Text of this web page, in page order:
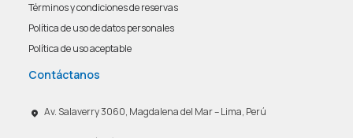
Términos y condiciones de reservas
Política de uso de datos personales
Política de uso aceptable
Contáctanos
Av. Salaverry 3060, Magdalena del Mar – Lima, Perú